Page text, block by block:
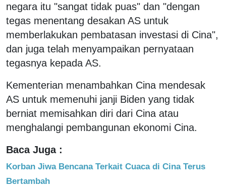
negara itu "sangat tidak puas" dan "dengan
tegas menentang desakan AS untuk
memberlakukan pembatasan investasi di Cina",
dan juga telah menyampaikan pernyataan
tegasnya kepada AS.
Kementerian menambahkan Cina mendesak
AS untuk memenuhi janji Biden yang tidak
berniat memisahkan diri dari Cina atau
menghalangi pembangunan ekonomi Cina.
Baca Juga :
Korban Jiwa Bencana Terkait Cuaca di Cina Terus
Bertambah